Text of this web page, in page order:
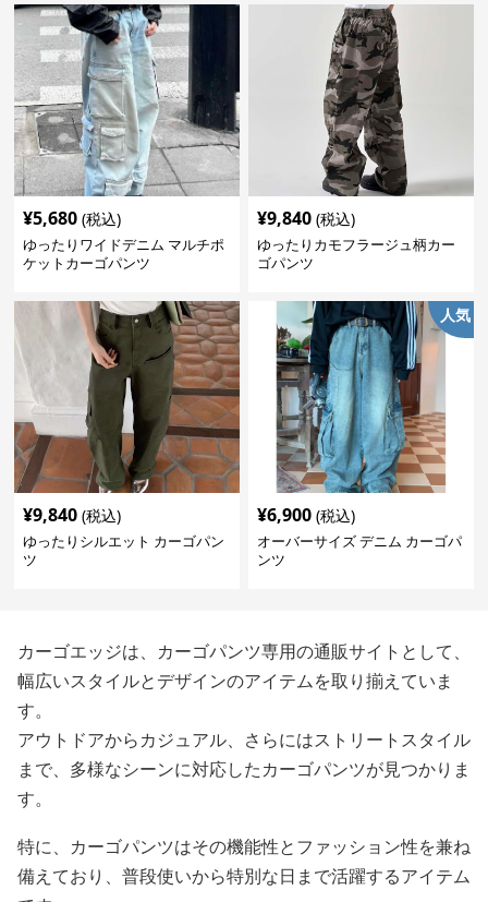
¥5,680 (税込)
ゆったりワイドデニム マルチポ
ケットカーゴパンツ
¥9,840 (税込)
ゆったりカモフラージュ柄カー
ゴパンツ
¥9,840 (税込)
ゆったりシルエット カーゴパン
ツ
人気
¥6,900 (税込)
オーバーサイズ デニム カーゴパ
ンツ
カーゴエッジは、カーゴパンツ専用の通販サイトとして、
幅広いスタイルとデザインのアイテムを取り揃えていま
す。
アウトドアからカジュアル、さらにはストリートスタイル
まで、多様なシーンに対応したカーゴパンツが見つかりま
す。
特に、カーゴパンツはその機能性とファッション性を兼ね
備えており、普段使いから特別な日まで活躍するアイテム